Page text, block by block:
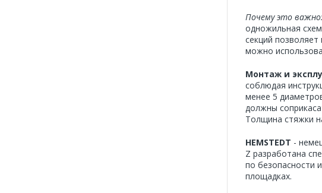
Почему это важно:
одножильная
секций
можно
Монтаж и
соблюдая
менее 5
должны
Толщина стяжки
HEMSTEDT -
Z разработана
по безопасности
площадках.